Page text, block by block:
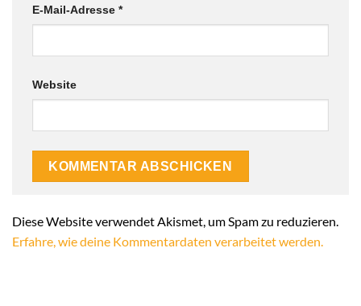
E-Mail-Adresse *
Website
Diese Website verwendet Akismet, um Spam zu reduzieren.
Erfahre, wie deine Kommentardaten verarbeitet werden.